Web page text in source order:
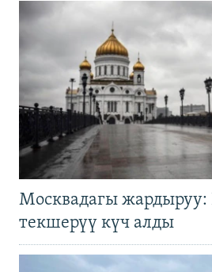
Москвадагы жардыруу:
текшерүү күч алды